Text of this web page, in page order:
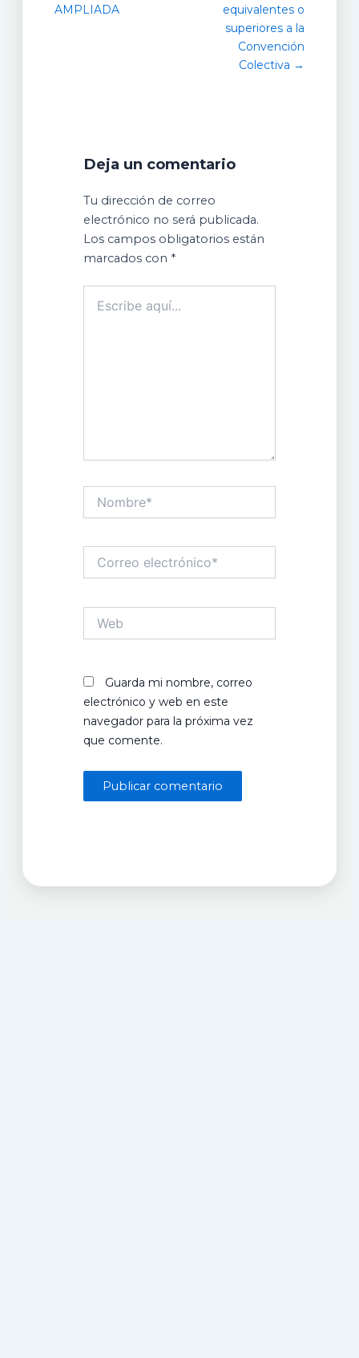
AMPLIADA
equivalentes o
superiores a la
Convención
Colectiva →
Deja un comentario
Tu dirección de correo
electrónico no será publicada.
Los campos obligatorios están
marcados con *
aquí...
electrónico*
Guarda mi nombre, correo
electrónico y web en este
navegador para la próxima vez
que comente.